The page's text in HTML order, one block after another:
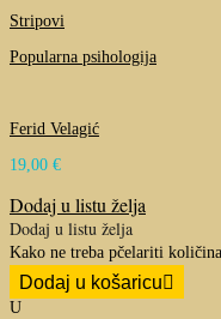
Stripovi
Popularna psihologija
Ferid Velagić
19,00 €
Dodaj u listu želja
Dodaj u listu želja
Kako ne treba pčelariti količina
Dodaj u košaricu
U